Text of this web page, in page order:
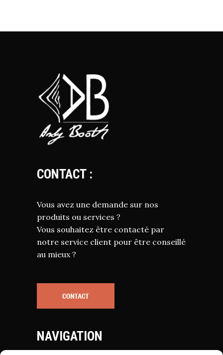
CONTACT :
Vous avez une demande sur nos
produits ou services ?
Vous souhaitez être contacté par
notre service client pour être conseillé
au mieux ?
NAVIGATION